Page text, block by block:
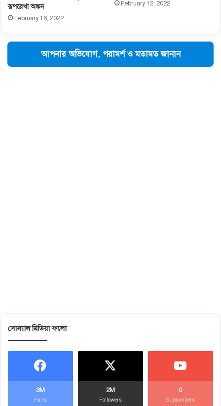
রূপরেখা অঙ্কন
February 16, 2022
February 12, 2022
আপনার অভিযোগ, পরামর্শ ও মতামত জানান
সোস্যাল মিডিয়া ফলো
3M
Fans
2M
Followers
0
Subscribers